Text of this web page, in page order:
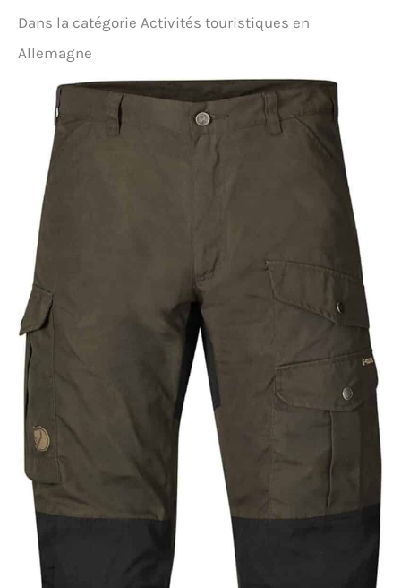
activités de plein air, mais aussi pour les tenues de
Dans la catégorie Activités touristiques en
Allemagne